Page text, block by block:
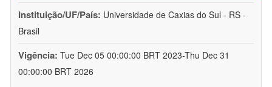
Instituição/UF/País: Universidade de Caxias do Sul - RS -
Brasil
Vigência: Tue Dec 05 00:00:00 BRT 2023-Thu Dec 31
00:00:00 BRT 2026